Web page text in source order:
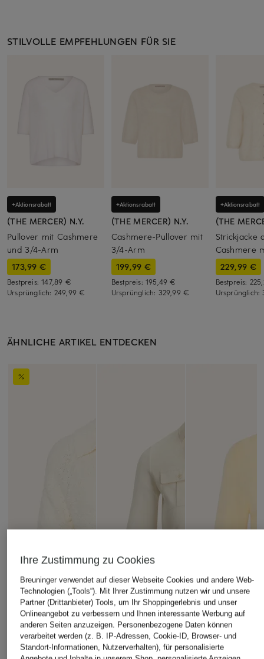
STILVOLLE EMPFEHLUNGEN FÜR SIE
+Aktionsrabatt
(THE MERCER) N.Y.
Pullover mit Cashmere
und 3/4-Arm
173,99 €
Bestpreis:147,89 €
Ursprünglich: 249,99 €
+Aktionsrabatt
(THE MERCER) N.Y.
Cashmere-Pullover mit
3/4-Arm
199,99 €
Bestpreis: 195,49 €
Ursprünglich: 329,99 €
+Aktionsrabatt
(THE
Strickjacke
Cashmere
229,99 €
Bestpreis:
Ursprünglich:
ÄHNLICHE ARTIKEL ENTDECKEN
Ihre Zustimmung zu Cookies
Breuninger verwendet auf dieser Webseite Cookies und andere Web-
Technologien („Tools“). Mit Ihrer Zustimmung nutzen wir und unsere
Partner (Drittanbieter) Tools, um Ihr Shoppingerlebnis und unser
Onlineangebot zu verbessern und Ihnen interessante Werbung auf
anderen Seiten anzuzeigen. Personenbezogene Daten können
verarbeitet werden (z. B. IP-Adressen, Cookie-ID, Browser- und
Standort-Informationen, Nutzerverhalten), für personalisierte